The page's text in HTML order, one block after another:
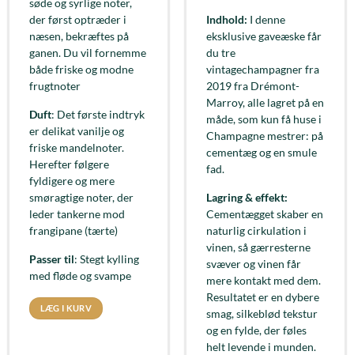
søde og syrlige noter,
der først optræder i
næsen, bekræftes på
ganen. Du vil fornemme
både friske og modne
frugtnoter
Duft: Det første indtryk
er delikat vanilje og
friske mandelnoter.
Herefter følgere
fyldigere og mere
smøragtige noter, der
leder tankerne mod
frangipane (tærte)
Passer til: Stegt kylling
med fløde og svampe
LÆG I KURV
Indhold: I denne
eksklusive gaveæske får
du tre
vintagechampagner fra
2019 fra Drémont-
Marroy, alle lagret på en
måde, som kun få huse i
Champagne mestrer: på
cementæg og en smule
fad.
Lagring & effekt:
Cementægget skaber en
naturlig cirkulation i
vinen, så gærresterne
svæver og vinen får
mere kontakt med dem.
Resultatet er en dybere
smag, silkeblød tekstur
og en fylde, der føles
helt levende i munden.